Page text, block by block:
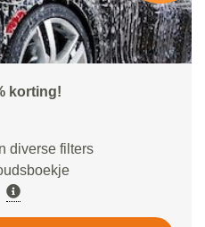
korting!
diverse filters